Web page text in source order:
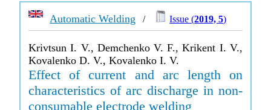
Automatic Welding / Issue (2019, 5)
Krivtsun I. V., Demchenko V. F., Krikent I. V.,
Kovalenko D. V., Kovalenko I. V.
Effect of current and arc length on
characteristics of arc discharge in non-
consumable electrode welding